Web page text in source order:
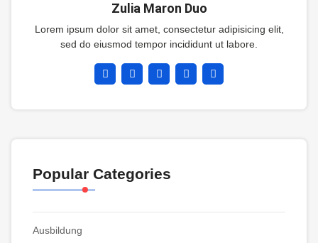
Zulia Maron Duo
Lorem ipsum dolor sit amet, consectetur adipisicing elit,
sed do eiusmod tempor incididunt ut labore.
Popular Categories
Ausbildung